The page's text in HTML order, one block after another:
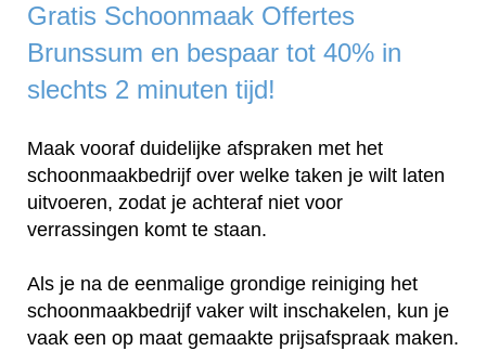
Gratis Schoonmaak Offertes
Brunssum en bespaar tot 40% in
slechts 2 minuten tijd!
Maak vooraf duidelijke afspraken met het
schoonmaakbedrijf over welke taken je wilt laten
uitvoeren, zodat je achteraf niet voor
verrassingen komt te staan.
Als je na de eenmalige grondige reiniging het
schoonmaakbedrijf vaker wilt inschakelen, kun je
vaak een op maat gemaakte prijsafspraak maken.